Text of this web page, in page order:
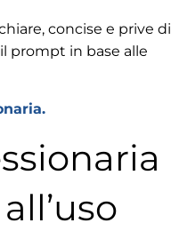
concise e prive di
prompt in base alle